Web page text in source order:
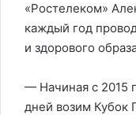
«Ростелеком»
каждый год
и здорового
— Начиная с 2015
дней возим Кубок